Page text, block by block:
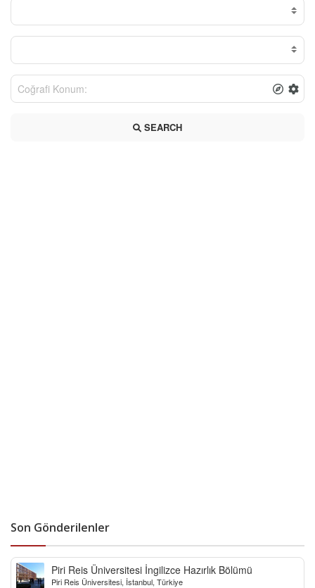
SEARCH
Son Gönderilenler
Piri Reis Üniversitesi İngilizce Hazırlık Bölümü
Piri Reis Üniversitesi, İstanbul, Türkiye